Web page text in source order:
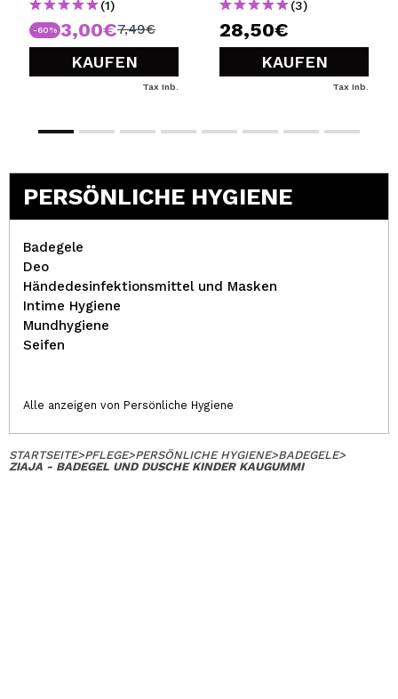
(1)
-60% 3,00€7,49€
KAUFEN
Tax Inb.
(3)
28,50€
KAUFEN
Tax Inb.
PERSÖNLICHE HYGIENE
Badegele
Deo
Händedesinfektionsmittel und Masken
Intime Hygiene
Mundhygiene
Seifen
Alle anzeigen von Persönliche Hygiene
STARTSEITE>PFLEGE>PERSÖNLICHE HYGIENE>BADEGELE>
ZIAJA - BADEGEL UND DUSCHE KINDER KAUGUMMI